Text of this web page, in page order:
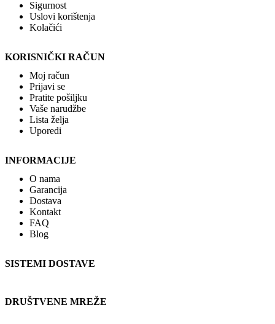
Sigurnost
Uslovi korištenja
Kolačići
KORISNIČKI RAČUN
Moj račun
Prijavi se
Pratite pošiljku
Vaše narudžbe
Lista želja
Uporedi
INFORMACIJE
O nama
Garancija
Dostava
Kontakt
FAQ
Blog
SISTEMI DOSTAVE
DRUŠTVENE MREŽE